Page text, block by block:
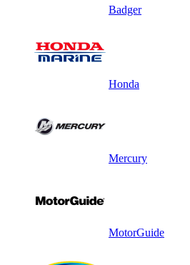
Badger
Honda
Mercury
MotorGuide